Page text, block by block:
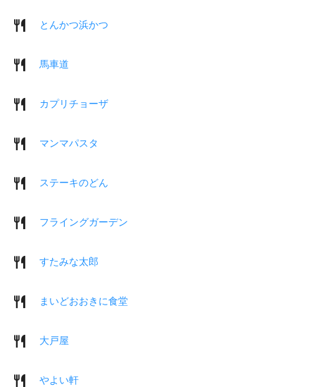
とんかつ浜かつ
馬車道
カプリチョーザ
マンマパスタ
ステーキのどん
フライングガーデン
すたみな太郎
まいどおおきに食堂
大戸屋
やよい軒